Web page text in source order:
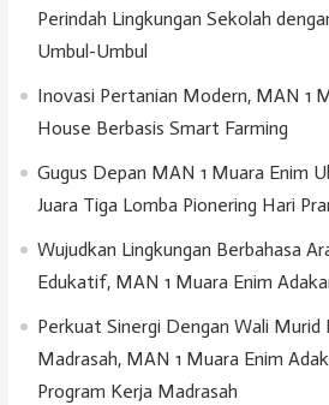
Perindah Lingkungan Sekolah
Umbul-Umbul
Inovasi Pertanian Modern, MAN 1
House Berbasis Smart Farming
Gugus Depan MAN 1 Muara Enim
Juara Tiga Lomba Pionering Hari
Wujudkan Lingkungan Berbahasa
Edukatif, MAN 1 Muara Enim
Perkuat Sinergi Dengan Wali
Madrasah, MAN 1 Muara Enim
Program Kerja Madrasah